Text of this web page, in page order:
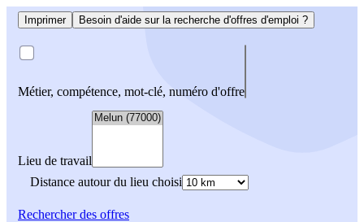
Imprimer Besoin d'aide sur la recherche d'offres d'emploi ?
Métier, compétence, mot-clé, numéro d'offre
Lieu de travail
Distance autour du lieu choisi
Rechercherdes offres